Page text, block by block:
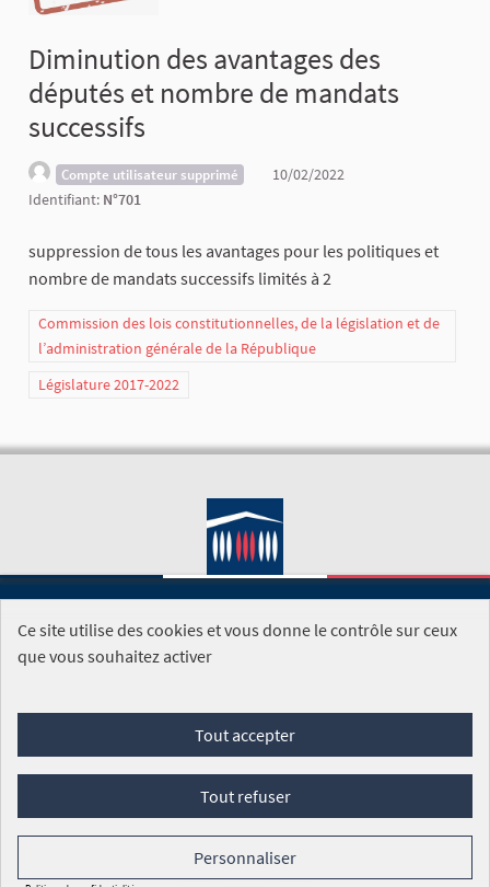
Diminution des avantages des
députés et nombre de mandats
successifs
Compte utilisateur supprimé
10/02/2022
Identifiant: N°701
suppression de tous les avantages pour les politiques et
nombre de mandats successifs limités à 2
Commission des lois constitutionnelles, de la législation et de
l’administration générale de la République
Législature 2017-2022
SITE DE L'ASSEMBLÉE NATIONALE
Foire aux questions
Conditions générales d'utilisation (CGU)
Mentions légales
Cookies
Ce site utilise des cookies et vous donne le contrôle sur ceux
que vous souhaitez activer
Tout accepter
Tout refuser
Personnaliser